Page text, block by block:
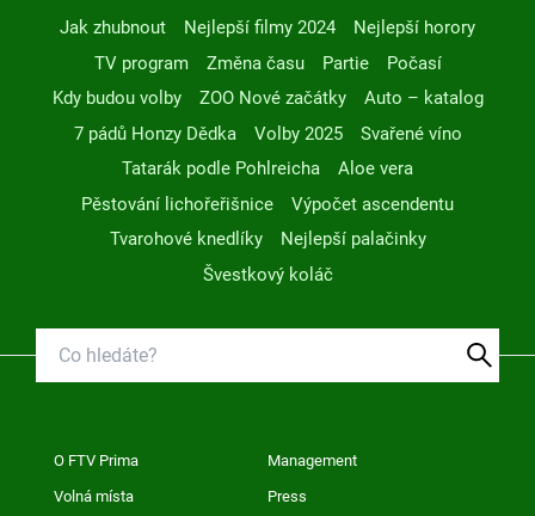
Jak zhubnout Nejlepší filmy 2024
Nejlepší horory
TV program
Změna času Partie
Počasí
Kdy budou volby
ZOO Nové začátky
Auto – katalog
7 pádů Honzy Dědka
Volby 2025
Svařené víno
Tatarák podle Pohlreicha
Aloe vera
Pěstování lichořeřišnice
Výpočet ascendentu
Tvarohové knedlíky
Nejlepší palačinky
Švestkový koláč
O FTV Prima Management
Volná místa Press